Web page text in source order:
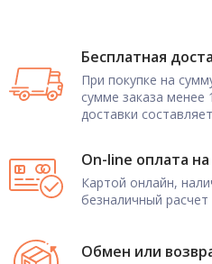
Бесплатная
При покупке на
сумме заказа менее
доставки
On-line оплата на
Картой онлайн,
безналичный расчет
Обмен или